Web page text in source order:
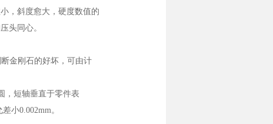
，斜度愈大，硬度数值的
头同心。
金刚石的好坏，可由计
，短轴垂直于零件表
小0.002mm。